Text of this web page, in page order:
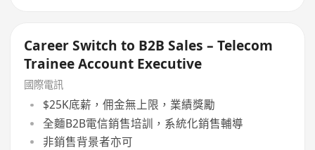
Career Switch to B2B Sales – Telecom
Trainee Account Executive
國際電訊
$25K底薪，佣金無上限，業績獎勵
全麵B2B電信銷售培訓，系統化銷售輔導
非銷售背景者亦可